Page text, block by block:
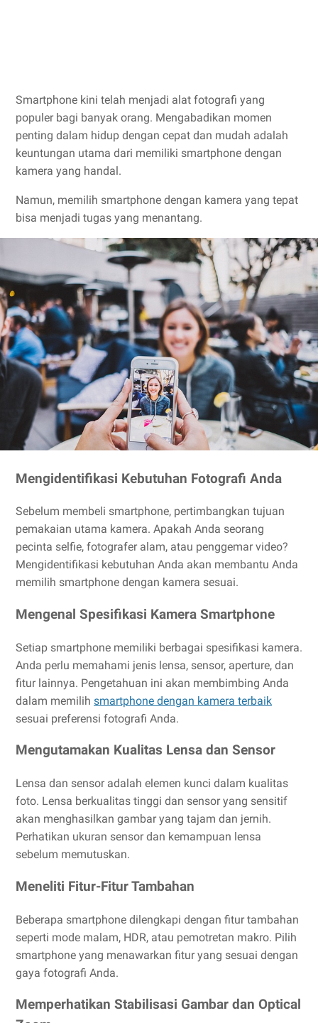
Smartphone kini telah menjadi alat fotografi yang
populer bagi banyak orang. Mengabadikan momen
penting dalam hidup dengan cepat dan mudah adalah
keuntungan utama dari memiliki smartphone dengan
kamera yang handal.
Namun, memilih smartphone dengan kamera yang tepat
bisa menjadi tugas yang menantang.
Mengidentifikasi Kebutuhan Fotografi Anda
Sebelum membeli smartphone, pertimbangkan tujuan
pemakaian utama kamera. Apakah Anda seorang
pecinta selfie, fotografer alam, atau penggemar video?
Mengidentifikasi kebutuhan Anda akan membantu Anda
memilih smartphone dengan kamera sesuai.
Mengenal Spesifikasi Kamera Smartphone
Setiap smartphone memiliki berbagai spesifikasi kamera.
Anda perlu memahami jenis lensa, sensor, aperture, dan
fitur lainnya. Pengetahuan ini akan membimbing Anda
dalam memilih smartphone dengan kamera terbaik
sesuai preferensi fotografi Anda.
Mengutamakan Kualitas Lensa dan Sensor
Lensa dan sensor adalah elemen kunci dalam kualitas
foto. Lensa berkualitas tinggi dan sensor yang sensitif
akan menghasilkan gambar yang tajam dan jernih.
Perhatikan ukuran sensor dan kemampuan lensa
sebelum memutuskan.
Meneliti Fitur-Fitur Tambahan
Beberapa smartphone dilengkapi dengan fitur tambahan
seperti mode malam, HDR, atau pemotretan makro. Pilih
smartphone yang menawarkan fitur yang sesuai dengan
gaya fotografi Anda.
Memperhatikan Stabilisasi Gambar dan Optical